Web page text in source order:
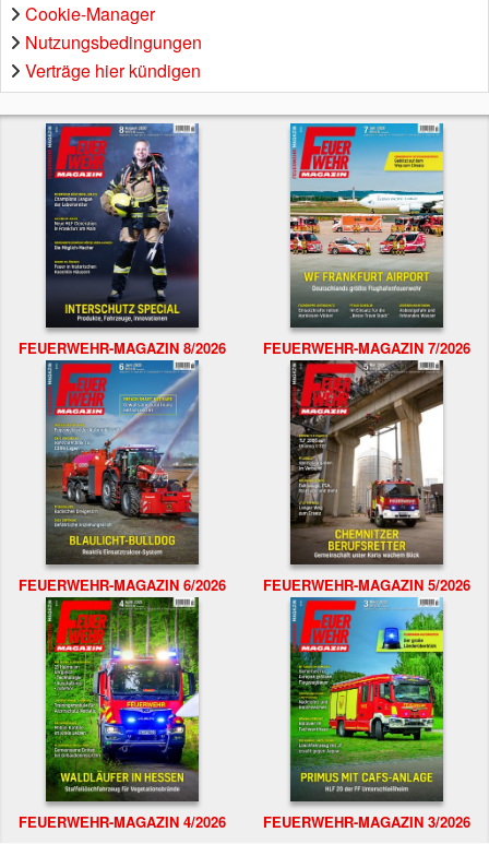
Cookie-Manager
Nutzungsbedingungen
Verträge hier kündigen
FEUERWEHR-MAGAZIN 8/2026 FEUERWEHR-MAGAZIN 7/2026
FEUERWEHR-MAGAZIN 6/2026 FEUERWEHR-MAGAZIN 5/2026
FEUERWEHR-MAGAZIN 4/2026 FEUERWEHR-MAGAZIN 3/2026